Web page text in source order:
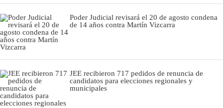
Poder Judicial revisará el 20 de agosto condena
de 14 años contra Martín Vizcarra
JEE recibieron 717 pedidos de renuncia de
candidatos para elecciones regionales y
municipales